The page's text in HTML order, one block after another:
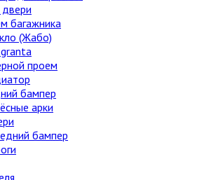
багажника
(Жабо)
проем
бампер
арки
бампер